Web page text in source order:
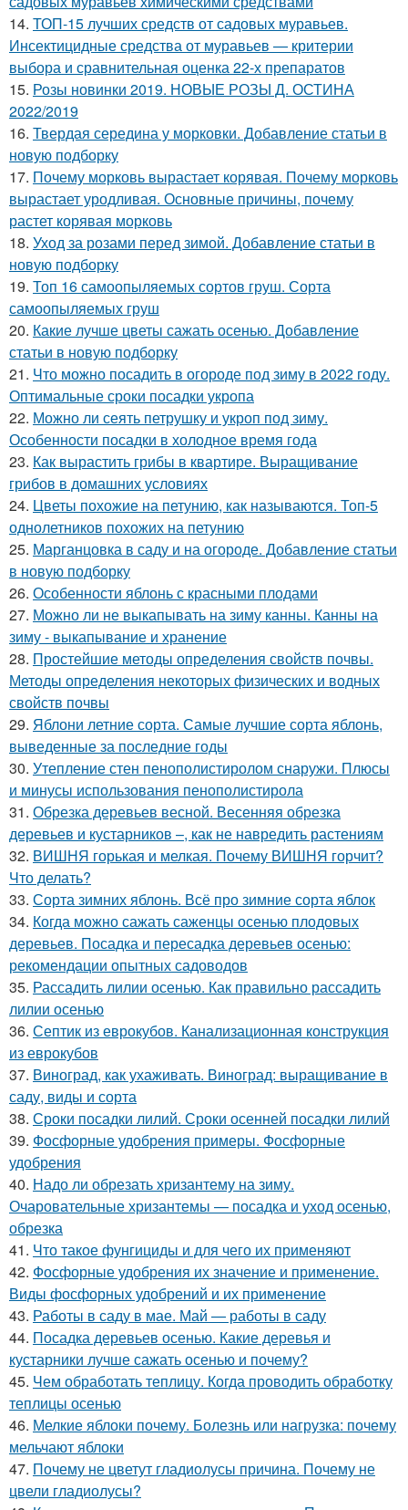
14. ТОП-15 лучших средств от садовых муравьев.
Инсектицидные средства от муравьев — критерии
выбора и сравнительная оценка 22-х препаратов
15. Розы новинки 2019. НОВЫЕ РОЗЫ Д. ОСТИНА
2022/2019
16. Твердая середина у морковки. Добавление статьи в
новую подборку
17. Почему морковь вырастает корявая. Почему морковь
вырастает уродливая. Основные причины, почему
растет корявая морковь
18. Уход за розами перед зимой. Добавление статьи в
новую подборку
19. Топ 16 самоопыляемых сортов груш. Сорта
самоопыляемых груш
20. Какие лучше цветы сажать осенью. Добавление
статьи в новую подборку
21. Что можно посадить в огороде под зиму в 2022 году.
Оптимальные сроки посадки укропа
22. Можно ли сеять петрушку и укроп под зиму.
Особенности посадки в холодное время года
23. Как вырастить грибы в квартире. Выращивание
грибов в домашних условиях
24. Цветы похожие на петунию, как называются. Топ-5
однолетников похожих на петунию
25. Марганцовка в саду и на огороде. Добавление статьи
в новую подборку
26. Особенности яблонь с красными плодами
27. Можно ли не выкапывать на зиму канны. Канны на
зиму - выкапывание и хранение
28. Простейшие методы определения свойств почвы.
Методы определения некоторых физических и водных
свойств почвы
29. Яблони летние сорта. Самые лучшие сорта яблонь,
выведенные за последние годы
30. Утепление стен пенополистиролом снаружи. Плюсы
и минусы использования пенополистирола
31. Обрезка деревьев весной. Весенняя обрезка
деревьев и кустарников –, как не навредить растениям
32. ВИШНЯ горькая и мелкая. Почему ВИШНЯ горчит?
Что делать?
33. Сорта зимних яблонь. Всё про зимние сорта яблок
34. Когда можно сажать саженцы осенью плодовых
деревьев. Посадка и пересадка деревьев осенью:
рекомендации опытных садоводов
35. Рассадить лилии осенью. Как правильно рассадить
лилии осенью
36. Септик из еврокубов. Канализационная конструкция
из еврокубов
37. Виноград, как ухаживать. Виноград: выращивание в
саду, виды и сорта
38. Сроки посадки лилий. Сроки осенней посадки лилий
39. Фосфорные удобрения примеры. Фосфорные
удобрения
40. Надо ли обрезать хризантему на зиму.
Очаровательные хризантемы — посадка и уход осенью,
обрезка
41. Что такое фунгициды и для чего их применяют
42. Фосфорные удобрения их значение и применение.
Виды фосфорных удобрений и их применение
43. Работы в саду в мае. Май — работы в саду
44. Посадка деревьев осенью. Какие деревья и
кустарники лучше сажать осенью и почему?
45. Чем обработать теплицу. Когда проводить обработку
теплицы осенью
46. Мелкие яблоки почему. Болезнь или нагрузка: почему
мельчают яблоки
47. Почему не цветут гладиолусы причина. Почему не
цвели гладиолусы?